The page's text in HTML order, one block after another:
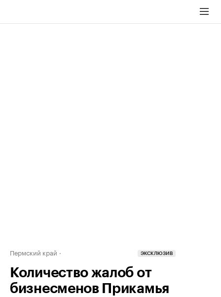
Пермский край ЭКСКЛЮЗИВ
Количество жалоб от
бизнесменов Прикамья